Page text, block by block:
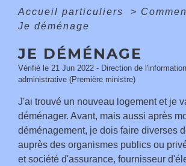
Accueil particuliers >
Je déménage
JE DÉMÉNAGE
Vérifié le 21 Jun 2022 - Direction de
administrative (Première ministre)
J'ai trouvé un nouveau logement et je
déménager. Avant, mais aussi après
déménagement, je dois faire diverses
auprès des organismes publics ou
et société d'assurance, fournisseur